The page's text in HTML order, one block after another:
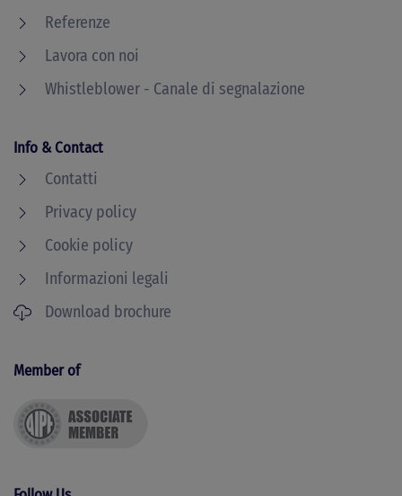
Referenze
Lavora con noi
Whistleblower - Canale di segnalazione
Info & Contact
Contatti
Privacy policy
Cookie policy
Informazioni legali
Download brochure
Member of